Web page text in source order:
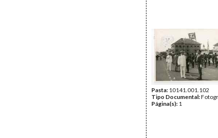
Pasta: 10141.001.102
Tipo Documental:
Página(s): 1